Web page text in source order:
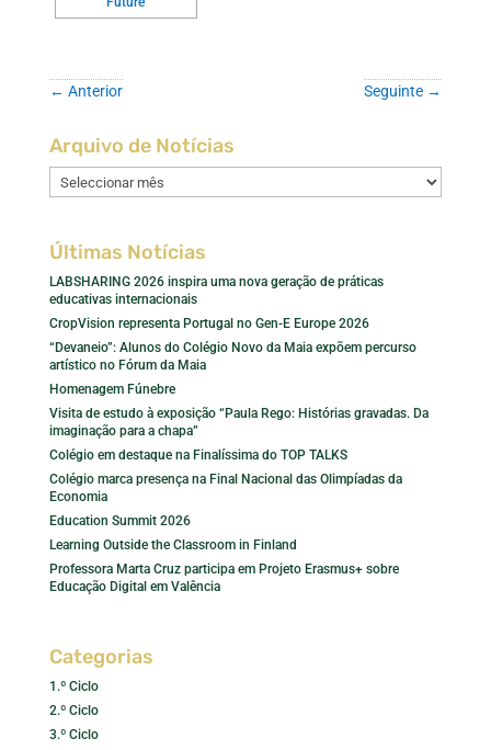
← Anterior Seguinte →
Arquivo de Notícias
Arquivo
de
Últimas Notícias
LABSHARING 2026 inspira uma nova geração de práticas
educativas internacionais
CropVision representa Portugal no Gen-E Europe 2026
“Devaneio”: Alunos do Colégio Novo da Maia expõem percurso
artístico no Fórum da Maia
Homenagem Fúnebre
Visita de estudo à exposição “Paula Rego: Histórias gravadas. Da
imaginação para a chapa”
Colégio em destaque na Finalíssima do TOP TALKS
Colégio marca presença na Final Nacional das Olimpíadas da
Economia
Education Summit 2026
Learning Outside the Classroom in Finland
Professora Marta Cruz participa em Projeto Erasmus+ sobre
Educação Digital em Valência
Categorias
1.º Ciclo
2.º Ciclo
3.º Ciclo